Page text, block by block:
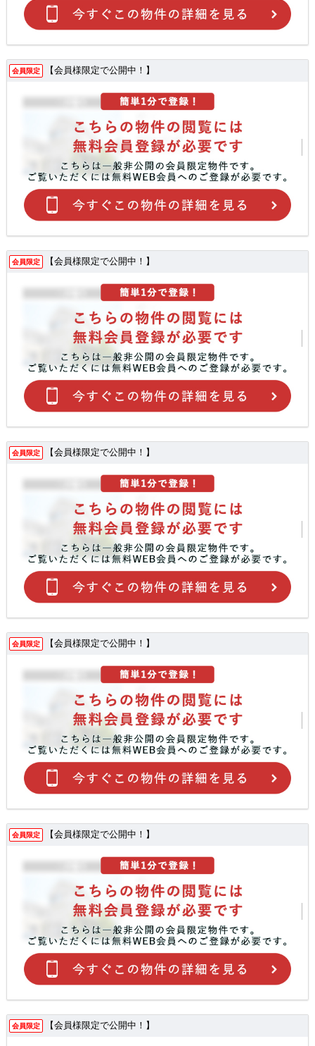
会員限定 【会員様限定で公開中！】
会員限定 【会員様限定で公開中！】
会員限定 【会員様限定で公開中！】
会員限定 【会員様限定で公開中！】
会員限定 【会員様限定で公開中！】
会員限定 【会員様限定で公開中！】